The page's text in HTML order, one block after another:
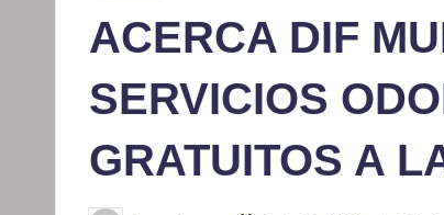
ACERCA DIF
SERVICIOS
GRATUITOS A